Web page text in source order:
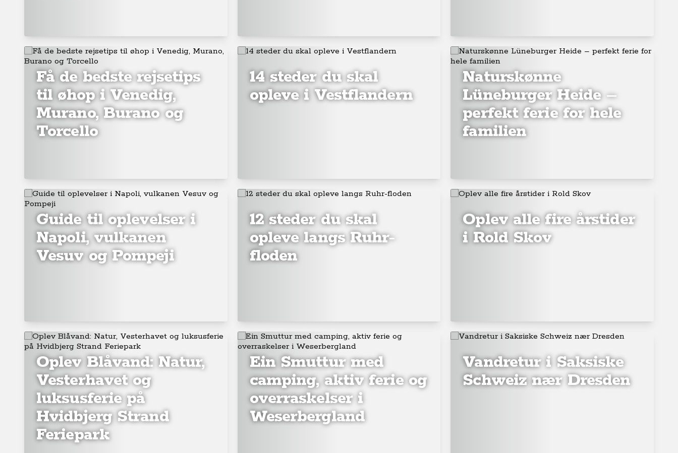
Få de bedste rejsetips
til øhop i Venedig,
Murano, Burano og
Torcello
14 steder du skal
opleve i Vestflandern
Naturskønne
Lüneburger Heide –
perfekt ferie for hele
familien
Guide til oplevelser i
Napoli, vulkanen
Vesuv og Pompeji
12 steder du skal
opleve langs Ruhr-
floden
Oplev alle fire årstider
i Rold Skov
Oplev Blåvand: Natur,
Vesterhavet og
luksusferie på
Hvidbjerg Strand
Feriepark
Ein Smuttur med
camping, aktiv ferie og
overraskelser i
Weserbergland
Vandretur i Saksiske
Schweiz nær Dresden